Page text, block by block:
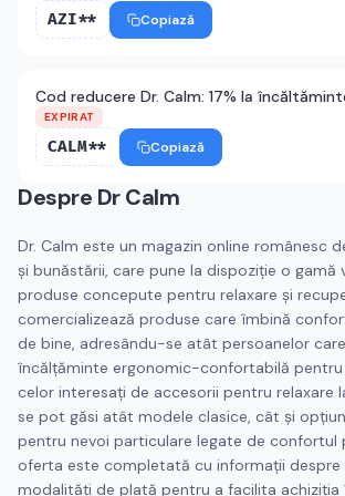
AZI** Copiază
Cod reducere Dr. Calm: 17% la
EXPIRAT
CALM** Copiază
Despre Dr Calm
Dr. Calm este un magazin online românesc
și bunăstării, care pune la dispoziție o gamă
produse concepute pentru relaxare și
comercializează produse care îmbină
de bine, adresându-se atât persoanelor
încălțăminte ergonomic-confortabilă pentru
celor interesați de accesorii pentru relaxare
se pot găsi atât modele clasice, cât și
pentru nevoi particulare legate de confortul
oferta este completată cu informații despre
modalități de plată pentru a facilita achiziția